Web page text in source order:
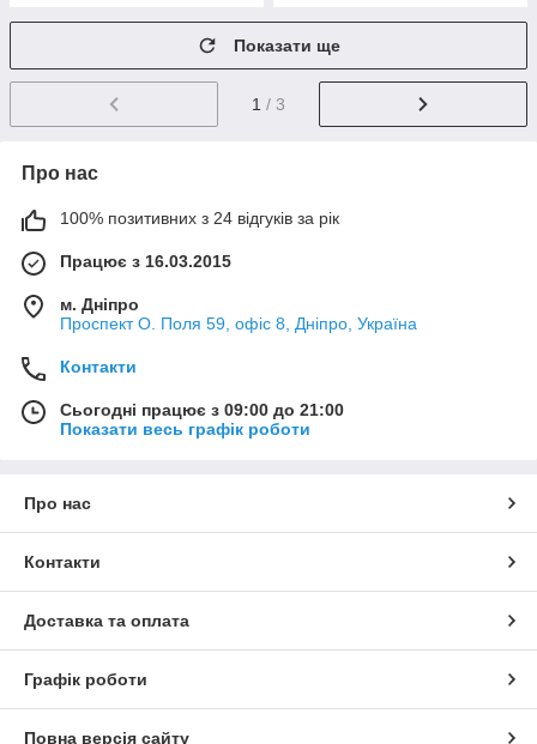
Показати ще
1 / 3
Про нас
100% позитивних з 24 відгуків за рік
Працює з 16.03.2015
м. Дніпро
Проспект О. Поля 59, офіс 8, Дніпро, Україна
Контакти
Сьогодні працює з 09:00 до 21:00
Показати весь графік роботи
Про нас
Контакти
Доставка та оплата
Графік роботи
Повна версія сайту